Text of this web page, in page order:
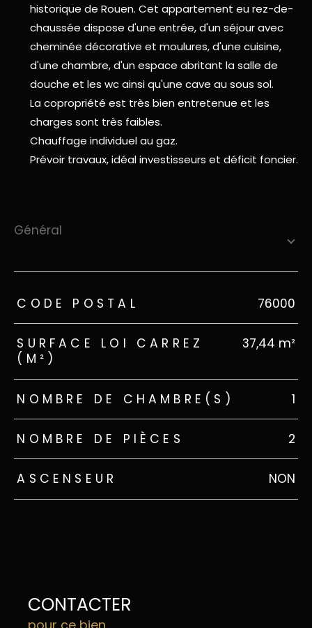
historique de Rouen. Cet appartement eu rez-de-
chaussée dispose d'une entrée, d'un séjour avec
cheminée décorative et moulures, d'une cuisine,
d'une chambre, d'un espace abritant la salle de
douche et les wc ainsi qu'une cave au sous sol.
La copropriété est très bien entretenue et les
charges sont très faibles.
Chauffage individuel au gaz.
Prévoir travaux, idéal investisseurs et déficit foncier.
général
TRAD_ZEPHYR_Caracteristique TRAD_ZEPHYR_Valeurs
CODE POSTAL 76000
SURFACE LOI CARREZ
(M²)
37,44 m²
NOMBRE DE CHAMBRE(S) 1
NOMBRE DE PIÈCES 2
ASCENSEUR NON
CONTACTER